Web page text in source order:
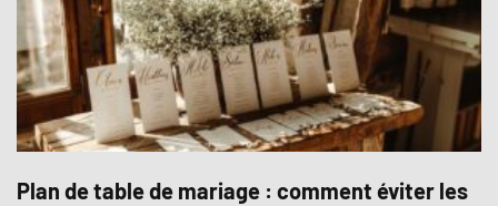
Plan de table de mariage : comment éviter les